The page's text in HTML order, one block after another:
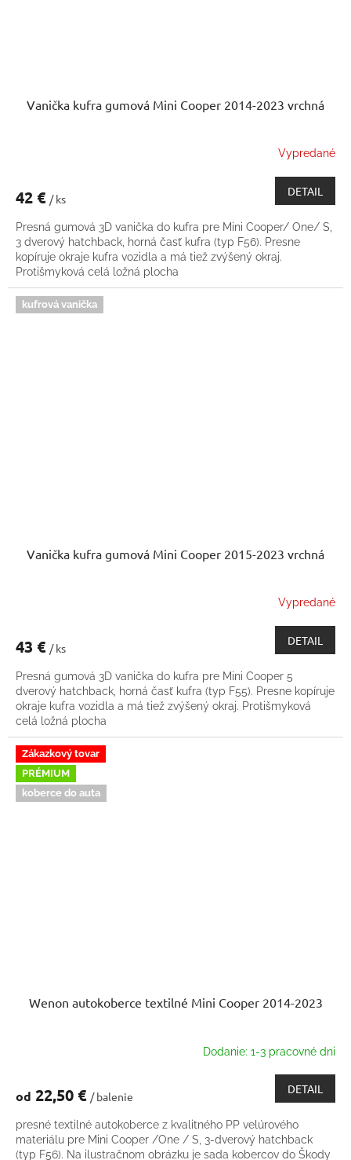
Vanička kufra gumová Mini Cooper 2014-2023 vrchná
Vypredané
42 € / ks
DETAIL
Presná gumová 3D vanička do kufra pre Mini Cooper/ One/ S,
3 dverový hatchback, horná časť kufra (typ F56). Presne
kopíruje okraje kufra vozidla a má tiež zvýšený okraj.
Protišmyková celá ložná plocha
kufrová vanička
Vanička kufra gumová Mini Cooper 2015-2023 vrchná
Vypredané
43 € / ks
DETAIL
Presná gumová 3D vanička do kufra pre Mini Cooper 5
dverový hatchback, horná časť kufra (typ F55). Presne kopíruje
okraje kufra vozidla a má tiež zvýšený okraj. Protišmyková
celá ložná plocha
Zákazkový tovar
PRÉMIUM
koberce do auta
Wenon autokoberce textilné Mini Cooper 2014-2023
Dodanie: 1-3 pracovné dni
od 22,50 € / balenie
DETAIL
presné textilné autokoberce z kvalitného PP velúrového
materiálu pre Mini Cooper /One / S, 3-dverový hatchback
(typ F56). Na ilustračnom obrázku je sada kobercov do Škody